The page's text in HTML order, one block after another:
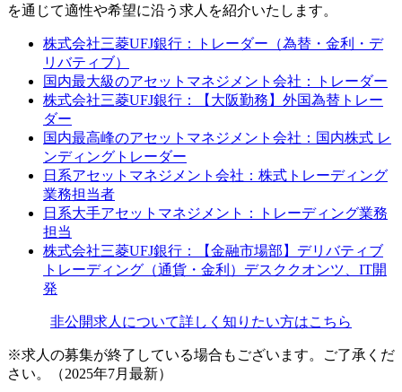
を通じて適性や希望に沿う求人を紹介いたします。
株式会社三菱UFJ銀行：トレーダー（為替・金利・デ
リバティブ）
国内最大級のアセットマネジメント会社：トレーダー
株式会社三菱UFJ銀行：【大阪勤務】外国為替トレー
ダー
国内最高峰のアセットマネジメント会社：国内株式 レ
ンディングトレーダー
日系アセットマネジメント会社：株式トレーディング
業務担当者
日系大手アセットマネジメント：トレーディング業務
担当
株式会社三菱UFJ銀行：【金融市場部】デリバティブ
トレーディング（通貨・金利）デスククオンツ、IT開
発
非公開求人について詳しく知りたい方はこちら
※求人の募集が終了している場合もございます。ご了承くだ
さい。（2025年7月最新）